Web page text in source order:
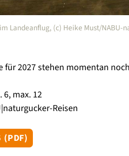
Landeanflug, (c) Heike Must/NABU-
für 2027 stehen momentan
6, max. 12
Reisen